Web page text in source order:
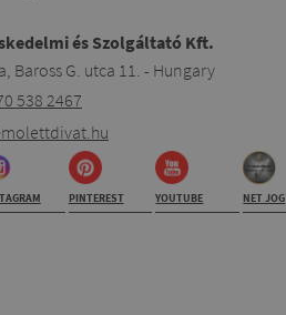
és Szolgáltató Kft.
Baross G. utca 11. - Hungary
538 2467
PINTEREST YOUTUBE NET JOG